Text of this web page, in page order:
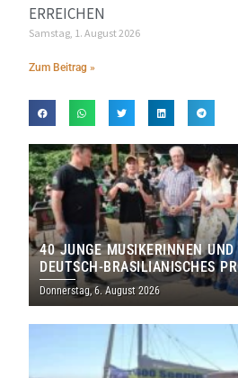
ERREICHEN
Samstag, 1. August 2026
Zum Beitrag »
40 JUNGE MUSIKERINNEN UND
DEUTSCH-BRASILIANISCHES
THOLEY
Donnerstag, 6. August 2026